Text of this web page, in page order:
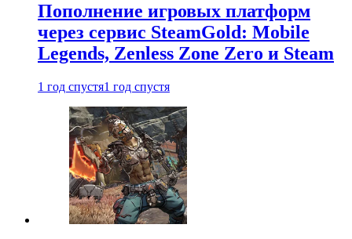
Пополнение игровых платформ
через сервис SteamGold: Mobile
Legends, Zenless Zone Zero и Steam
1 год спустя1 год спустя